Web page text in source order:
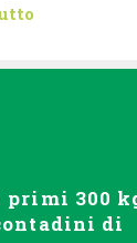
primi 300
di